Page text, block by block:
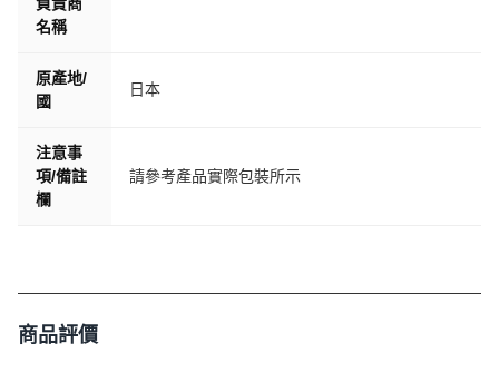
名稱
原產地/
國
日本
注意事
項/備註
欄
請參考產品實際包裝所示
商品評價